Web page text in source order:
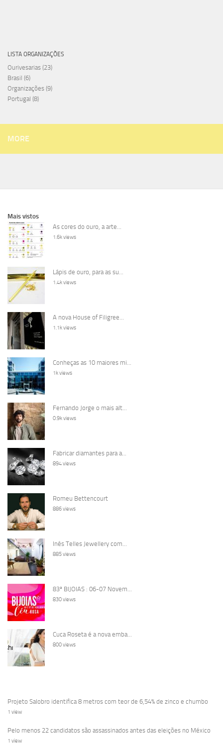
LISTA ORGANIZAÇÕES
Ourivesarias (23)
Brasil (6)
Organizações (9)
Portugal (8)
MORE
Mais vistos
As cores do ouro, a arte...
1.6k views
Lápis de ouro, para as su...
1.4k views
A nova House of Filigree...
1.1k views
Conheças as 10 maiores mi...
1k views
Fernando Jorge o mais alt...
0.9k views
Fabricar diamantes para a...
894 views
Romeu Bettencourt
886 views
Inês Telles Jewellery com...
885 views
83ª BIJOIAS : 06-07 Novem...
830 views
Cuca Roseta é a nova emba...
800 views
Projeto Salobro identifica 8 metros com teor de 6,54% de zinco e chumbo
1 view
Pelo menos 22 candidatos são assassinados antes das eleições no México
1 view